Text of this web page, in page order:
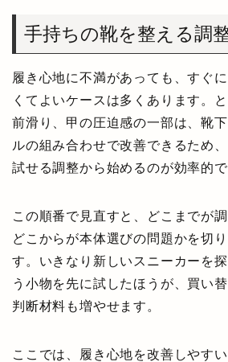
手持ちの靴を整える調
履き心地に不満があっても、すぐ
くてよいケースは多くあります。
前滑り、甲の圧迫感の一部は、靴
ルの組み合わせで改善できるため
試せる調整から始めるのが効率的で
この順番で見直すと、どこまでが
どこからが本体選びの問題かを切
す。いきなり新しいスニーカーを
う小物を先に試したほうが、買い
判断材料も増やせます。
ここでは、履き心地を改善しやす